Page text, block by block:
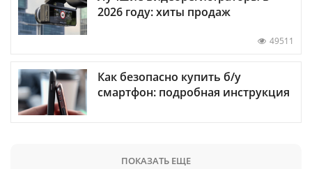
2026 году: хиты продаж
49511
Как безопасно купить б/у
смартфон: подробная инструкция
ПОКАЗАТЬ ЕЩЕ